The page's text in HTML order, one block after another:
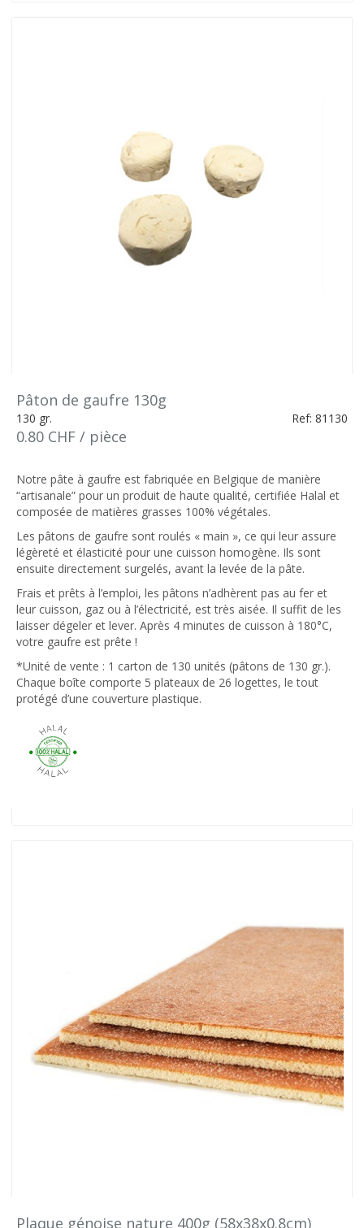
Pâton de gaufre 130g
130 gr. Ref: 81130
0.80 CHF / pièce
Notre pâte à gaufre est fabriquée en Belgique de manière
“artisanale” pour un produit de haute qualité, certifiée Halal et
composée de matières grasses 100% végétales.
Les pâtons de gaufre sont roulés « main », ce qui leur assure
légèreté et élasticité pour une cuisson homogène. Ils sont
ensuite directement surgelés, avant la levée de la pâte.
Frais et prêts à l’emploi, les pâtons n’adhèrent pas au fer et
leur cuisson, gaz ou à l’électricité, est très aisée. Il suffit de les
laisser dégeler et lever. Après 4 minutes de cuisson à 180°C,
votre gaufre est prête !
*Unité de vente : 1 carton de 130 unités (pâtons de 130 gr.).
Chaque boîte comporte 5 plateaux de 26 logettes, le tout
protégé d’une couverture plastique.
Plaque génoise nature 400g (58x38x0.8cm)